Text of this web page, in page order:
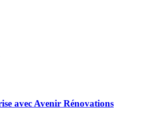
avec Avenir Rénovations